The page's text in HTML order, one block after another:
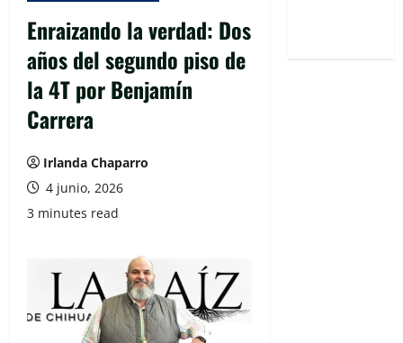
Enraizando la verdad: Dos
años del segundo piso de
la 4T por Benjamín
Carrera
Irlanda Chaparro
4 junio, 2026
3 minutes read